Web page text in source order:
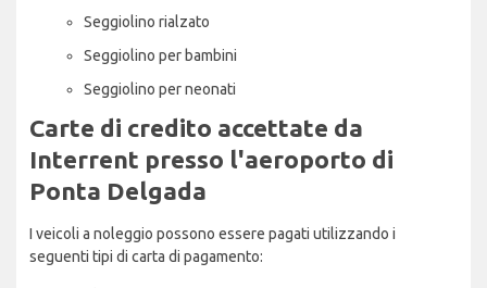
Seggiolino rialzato
Seggiolino per bambini
Seggiolino per neonati
Carte di credito accettate da
Interrent presso l'aeroporto di
Ponta Delgada
I veicoli a noleggio possono essere pagati utilizzando i
seguenti tipi di carta di pagamento: